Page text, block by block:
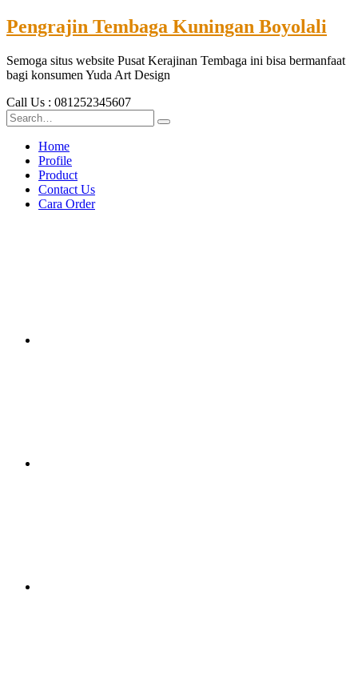
Pengrajin Tembaga Kuningan Boyolali
Semoga situs website Pusat Kerajinan Tembaga ini bisa bermanfaat
bagi konsumen Yuda Art Design
Call Us : 081252345607
Home
Profile
Product
Contact Us
Cara Order